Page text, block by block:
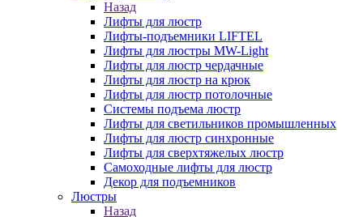
Назад
Лифты для люстр
Лифты-подъемники LIFTEL
Лифты для люстры MW-Light
Лифты для люстр чердачные
Лифты для люстр на крюк
Лифты для люстр потолочные
Системы подъема люстр
Лифты для светильников промышленных
Лифты для люстр синхронные
Лифты для сверхтяжелых люстр
Самоходные лифты для люстр
Декор для подъемников
Люстры
Назад